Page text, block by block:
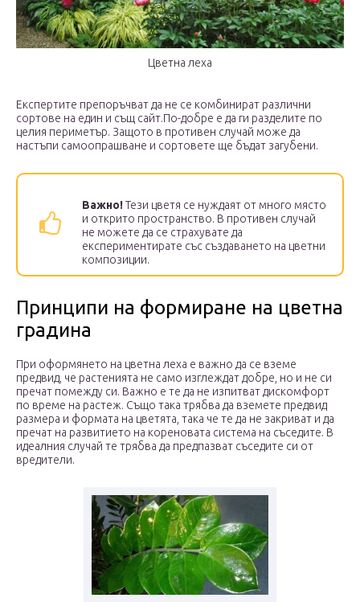
Цветна леха
Експертите препоръчват да не се комбинират различни
сортове на един и същ сайт.По-добре е да ги разделите по
целия периметър. Защото в противен случай може да
настъпи самоопрашване и сортовете ще бъдат загубени.
Важно!Тези цветя се нуждаят от много място
и открито пространство. В противен случай
не можете да се страхувате да
експериментирате със създаването на цветни
композиции.
Принципи на формиране на цветна
градина
При оформянето на цветна леха е важно да се вземе
предвид, че растенията не само изглеждат добре, но и не си
пречат помежду си. Важно е те да не изпитват дискомфорт
по време на растеж. Също така трябва да вземете предвид
размера и формата на цветята, така че те да не закриват и да
пречат на развитието на кореновата система на съседите. В
идеалния случай те трябва да предпазват съседите си от
вредители.